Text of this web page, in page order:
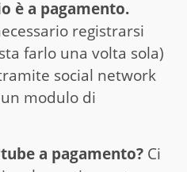
è a pagamento.
registrarsi
farlo una volta sola)
social network
modulo di
a pagamento? Ci